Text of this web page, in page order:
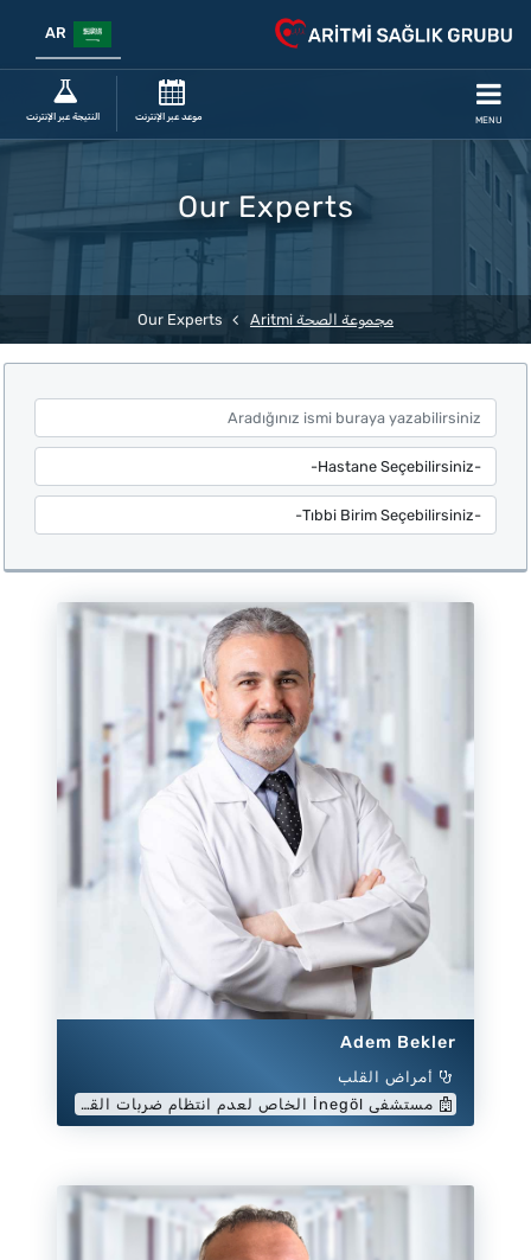
MENU موعد عبر الإنترنت النتيجة عبر الإنترنت
Our Experts
مجموعة الصحة Aritmi Our Experts
Adem Bekler
أمراض القلب
مستشفى İnegöl الخاص لعدم انتظام ضربات القلب